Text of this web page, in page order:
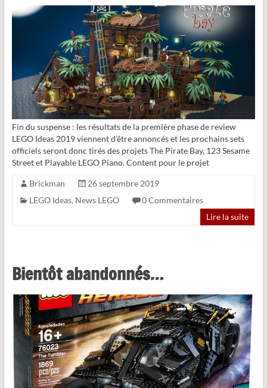
Fin du suspense : les résultats de la première phase de review
LEGO Ideas 2019 viennent d’être annoncés et les prochains sets
officiels seront donc tirés des projets The Pirate Bay, 123 Sesame
Street et Playable LEGO Piano. Content pour le projet
Brickman
26 septembre 2019
LEGO Ideas, News LEGO
0 Commentaires
Lire la suite
Bientôt abandonnés…